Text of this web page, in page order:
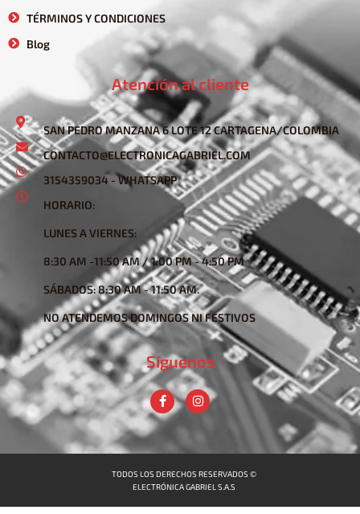
TÉRMINOS Y CONDICIONES
Blog
Atención al cliente
SAN PEDRO MANZANA 6 LOTE 12 CARTAGENA/COLOMBIA
CONTACTO@ELECTRONICAGABRIEL.COM
3154359034 - WHATSAPP
HORARIO:
LUNES A VIERNES:
8:30 AM -11:50 AM / 1:00 PM - 4:50 PM
SÁBADOS: 8:30 AM - 11:50 AM.
NO ATENDEMOS DOMINGOS NI FESTIVOS
Síguenos
TODOS LOS DERECHOS RESERVADOS ©
ELECTRÓNICA GABRIEL S.A.S